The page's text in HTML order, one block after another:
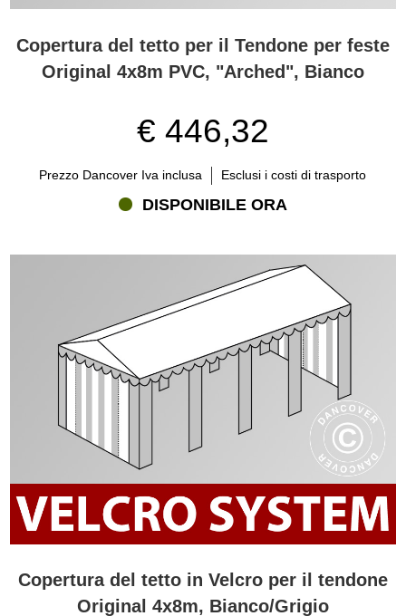
Copertura del tetto per il Tendone per feste
Original 4x8m PVC, "Arched", Bianco
€ 446,32
Prezzo Dancover Iva inclusa Esclusi i costi di trasporto
DISPONIBILE ORA
Copertura del tetto in Velcro per il tendone
Original 4x8m, Bianco/Grigio